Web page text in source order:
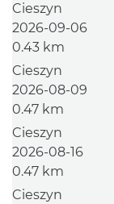
Cieszyn
2026-09-06
0.43 km
Cieszyn
2026-08-09
0.47 km
Cieszyn
2026-08-16
0.47 km
Cieszyn